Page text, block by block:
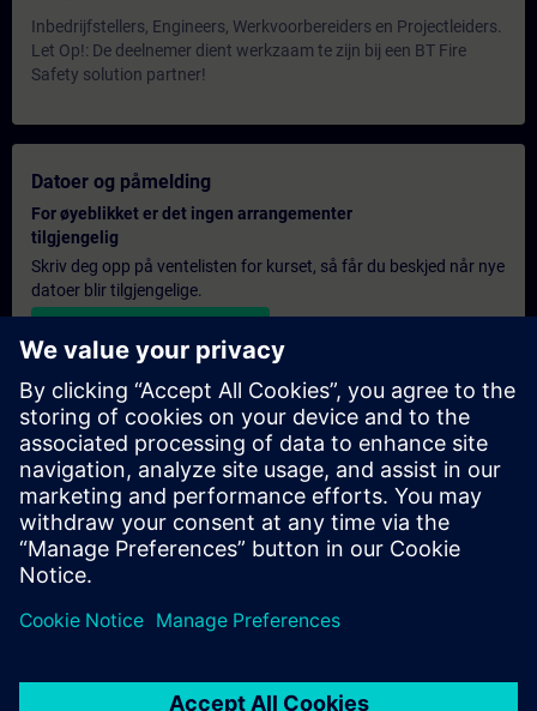
Inbedrijfstellers, Engineers, Werkvoorbereiders en Projectleiders.
Let Op!: De deelnemer dient werkzaam te zijn bij een BT Fire
Safety solution partner!
Datoer og påmelding
For øyeblikket er det ingen arrangementer
tilgjengelig
Skriv deg opp på ventelisten for kurset, så får du beskjed når nye
datoer blir tilgjengelige.
Personlig tilbud
Hvis du trenger et standard pristilbud for denne opplæringen,
for eksempel til innkjøpsavdelingen, kan du klikke på lenken
nedenfor. Du må først oppgi noen personopplysninger, og
deretter vil du motta et pristilbud på e-post.
Gi tilbud